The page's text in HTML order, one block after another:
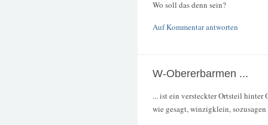
Wo soll das denn sein?
Auf Kommentar antworten
W-Obererbarmen ...
... ist ein versteckter Ortsteil
wie gesagt, winzigklein, sozusagen